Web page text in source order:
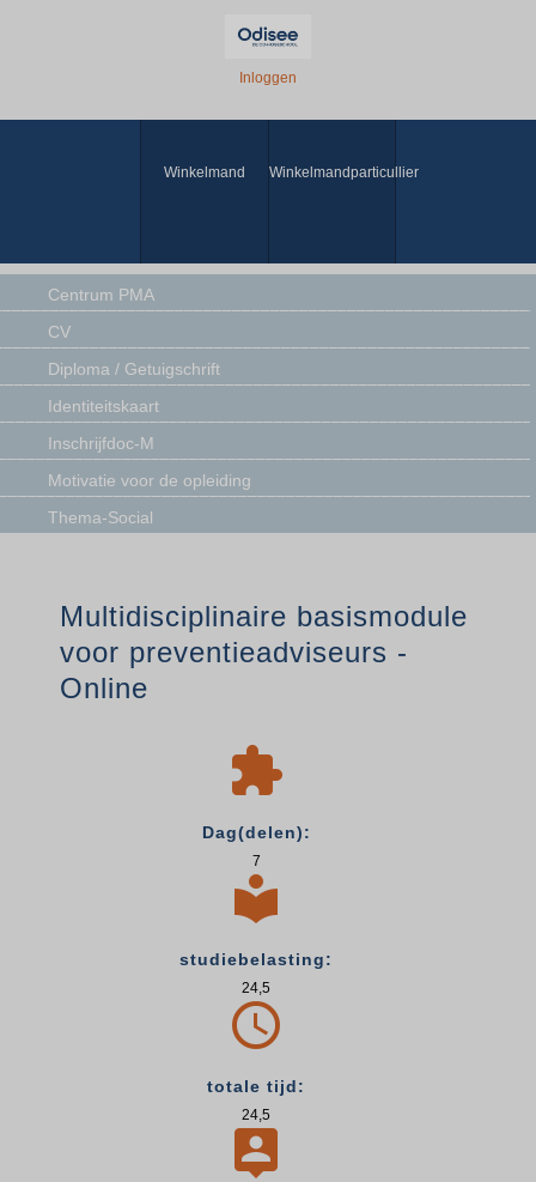
Inloggen
Winkelmand Winkelmandparticullier
Centrum PMA
CV
Diploma / Getuigschrift
Identiteitskaart
Inschrijfdoc-M
Motivatie voor de opleiding
Thema-Social
Multidisciplinaire basismodule
voor preventieadviseurs -
Online

Dag(delen):
7

studiebelasting:
24,5

totale tijd:
24,5
